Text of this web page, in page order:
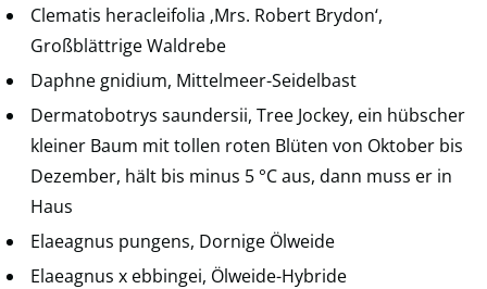
Clematis heracleifolia ‚Mrs. Robert Brydon‘,
Großblättrige Waldrebe
Daphne gnidium, Mittelmeer-Seidelbast
Dermatobotrys saundersii, Tree Jockey, ein hübscher
kleiner Baum mit tollen roten Blüten von Oktober bis
Dezember, hält bis minus 5 °C aus, dann muss er in
Haus
Elaeagnus pungens, Dornige Ölweide
Elaeagnus x ebbingei, Ölweide-Hybride